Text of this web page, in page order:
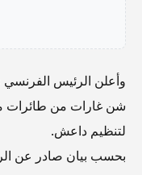
وأعلن الرئيس الفرنسي
شن غارات من طائرات
لتنظيم داعش.
بحسب بيان صادر عن